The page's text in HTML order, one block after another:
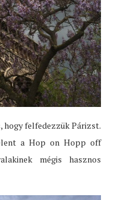
felfedezzük Párizst.
a Hop on Hopp off
mégis hasznos